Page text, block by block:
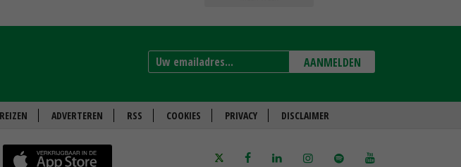
AANMELDEN
REIZEN ADVERTEREN RSS COOKIES PRIVACY DISCLAIMER